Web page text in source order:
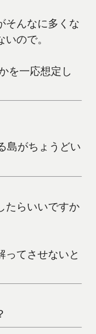
そんなに多くな
ので。
を一応想定し
島がちょうどい
たらいいですか
ってさせないと